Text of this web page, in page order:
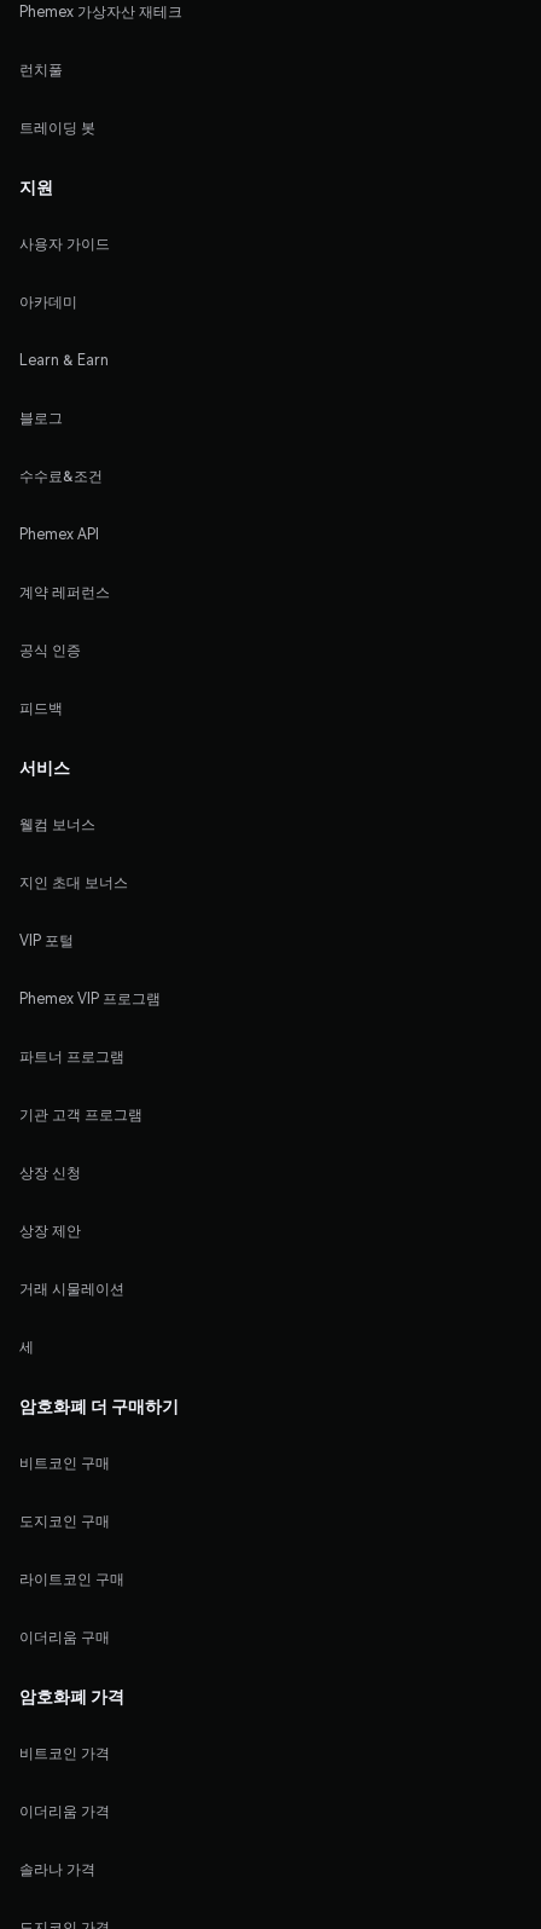
Phemex 가상자산 재테크
런치풀
트레이딩 봇
지원
사용자 가이드
아카데미
Learn & Earn
블로그
수수료&조건
Phemex API
계약 레퍼런스
공식 인증
피드백
서비스
웰컴 보너스
지인 초대 보너스
VIP 포털
Phemex VIP 프로그램
파트너 프로그램
기관 고객 프로그램
상장 신청
상장 제안
거래 시물레이션
세
암호화폐 더 구매하기
비트코인 구매
도지코인 구매
라이트코인 구매
이더리움 구매
암호화폐 가격
비트코인 가격
이더리움 가격
솔라나 가격